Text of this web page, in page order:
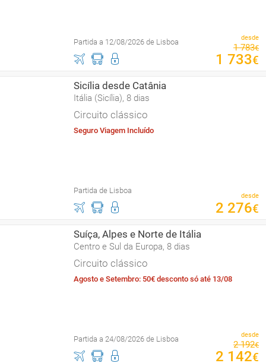
Partida a 12/08/2026 de Lisboa desde
1 783€
1 733€
Sicília desde Catânia
Itália (Sicília), 8 dias
Circuito clássico
Seguro Viagem Incluído
Partida de Lisboa
desde
2 276€
Suíça, Alpes e Norte de Itália
Centro e Sul da Europa, 8 dias
Circuito clássico
Agosto e Setembro: 50€ desconto só até 13/08
Partida a 24/08/2026 de Lisboa desde
2 192€
2 142€